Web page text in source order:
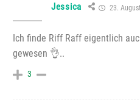
Jessica 23.
Ich finde Riff Raff eigentlich
gewesen 👌..
3